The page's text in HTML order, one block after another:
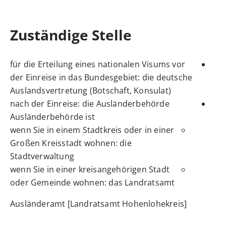
Zuständige Stelle
für die Erteilung eines nationalen Visums vor
der Einreise in das Bundesgebiet: die deutsche
Auslandsvertretung (Botschaft, Konsulat)
nach der Einreise: die Ausländerbehörde
Ausländerbehörde ist
wenn Sie in einem Stadtkreis oder in einer
Großen Kreisstadt wohnen: die
Stadtverwaltung
wenn Sie in einer kreisangehörigen Stadt
oder Gemeinde wohnen: das Landratsamt
Ausländeramt [Landratsamt Hohenlohekreis]